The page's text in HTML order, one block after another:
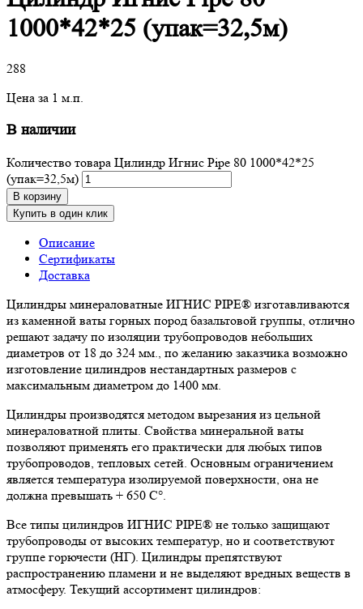
1000*42*25 (упак=32,5м)
288
Цена за 1 м.п.
В наличии
Количество товара Цилиндр Игнис Pipe 80 1000*42*25
(упак=32,5м)
В корзину
Купить в один клик
Описание
Сертификаты
Доставка
Цилиндры минераловатные ИГНИС PIPE® изготавливаются
из каменной ваты горных пород базальтовой группы, отлично
решают задачу по изоляции трубопроводов небольших
диаметров от 18 до 324 мм., по желанию заказчика возможно
изготовление цилиндров нестандартных размеров с
максимальным диаметром до 1400 мм.
Цилиндры производятся методом вырезания из цельной
минераловатной плиты. Свойства минеральной ваты
позволяют применять его практически для любых типов
трубопроводов, тепловых сетей. Основным ограничением
является температура изолируемой поверхности, она не
должна превышать + 650 C°.
Все типы цилиндров ИГНИС PIPE® не только защищают
трубопроводы от высоких температур, но и соответствуют
группе горючести (НГ). Цилиндры препятствуют
распространению пламени и не выделяют вредных веществ в
атмосферу. Текущий ассортимент цилиндров: